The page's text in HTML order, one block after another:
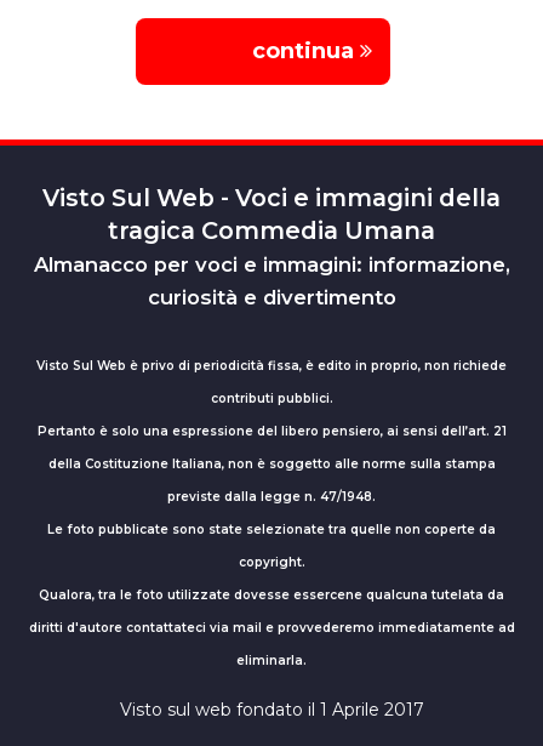
continua
Visto Sul Web - Voci e immagini della
tragica Commedia Umana
Almanacco per voci e immagini: informazione,
curiosità e divertimento
Visto Sul Web è privo di periodicità fissa, è edito in proprio, non richiede
contributi pubblici.
Pertanto è solo una espressione del libero pensiero, ai sensi dell’art. 21
della Costituzione Italiana, non è soggetto alle norme sulla stampa
previste dalla legge n. 47/1948.
Le foto pubblicate sono state selezionate tra quelle non coperte da
copyright.
Qualora, tra le foto utilizzate dovesse essercene qualcuna tutelata da
diritti d'autore contattateci via mail e provvederemo immediatamente ad
eliminarla.
Visto sul web fondato il 1 Aprile 2017